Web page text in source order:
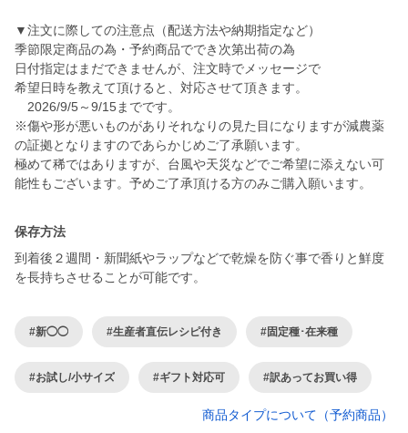
▼注文に際しての注意点（配送方法や納期指定など）
季節限定商品の為・予約商品ででき次第出荷の為
日付指定はまだできませんが、注文時でメッセージで
希望日時を教えて頂けると、対応させて頂きます。
2026/9/5～9/15までです。
※傷や形が悪いものがありそれなりの見た目になりますが減農薬
の証拠となりますのであらかじめご了承願います。
極めて稀ではありますが、台風や天災などでご希望に添えない可
能性もございます。予めご了承頂ける方のみご購入願います。
保存方法
到着後２週間・新聞紙やラップなどで乾燥を防ぐ事で香りと鮮度
を長持ちさせることが可能です。
#新◯◯ #生産者直伝レシピ付き #固定種･在来種
#お試し/小サイズ #ギフト対応可 #訳あってお買い得
商品タイプについて（予約商品）